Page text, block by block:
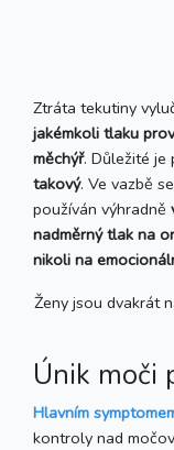
Ztráta tekutiny
jakémkoli tlaku
měchýř. Důležité je
takový. Ve vazbě
používán výhradně
nadměrný tlak na
nikoli na
Ženy jsou dvakrát
Únik moči
Hlavním
kontroly nad